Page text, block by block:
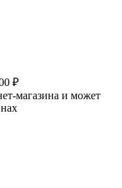
₽
магазина и может